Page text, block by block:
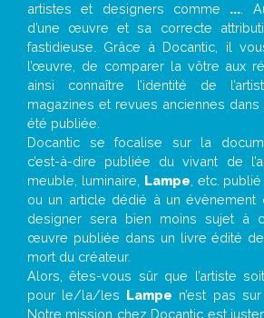
artistes et designers comme ... .
d’une œuvre et sa correcte
fastidieuse. Grâce à Docantic, il
l’œuvre, de comparer la vôtre aux
ainsi connaître l’identité de
magazines et revues anciennes
été publiée.
Docantic se focalise sur la
c’est-à-dire publiée du vivant de
meuble, luminaire, Lampe , etc.
ou un article dédié à un évènement
designer sera bien moins sujet à
œuvre publiée dans un livre édité
mort du créateur.
Alors, êtes-vous sûr que l’artiste
pour le/la/les Lampe n’est pas
Notre mission chez Docantic est